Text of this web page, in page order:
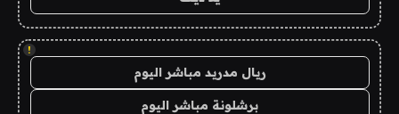
!
ريال مدريد مباشر اليوم
برشلونة مباشر اليوم